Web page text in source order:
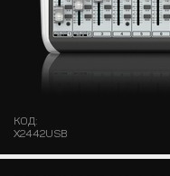
КОД:
X2442USB